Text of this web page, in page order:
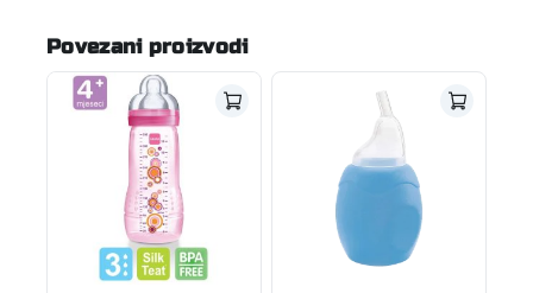
Povezani proizvodi